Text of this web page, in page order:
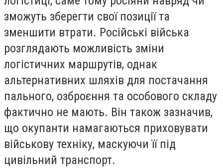
зможуть зберегти свої позиції та
зменшити втрати. Російські війська
розглядають можливість зміни
логістичних маршрутів, однак
альтернативних шляхів для постачання
пального, озброєння та особового складу
фактично не мають. Він також зазначив,
що окупанти намагаються приховувати
військову техніку, маскуючи її під
цивільний транспорт.